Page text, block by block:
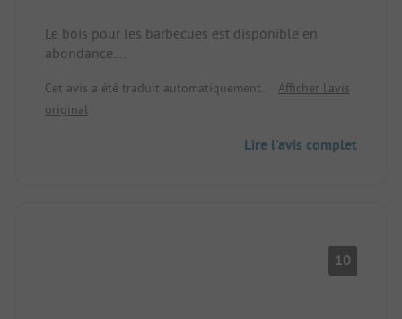
Le bois pour les barbecues est disponible en
abondance.
Beaucoup de tables disponibles, en partie
couvertes.
Cet avis a été traduit automatiquement.
Afficher l'avis
original
Lire l'avis complet
10